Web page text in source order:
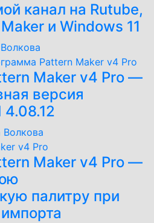
канал на Rutube,
и Windows 11
Pattern Maker v4 Pro
Maker v4 Pro —
версия
Волкова
v4 Pro
Maker v4 Pro —
палитру при